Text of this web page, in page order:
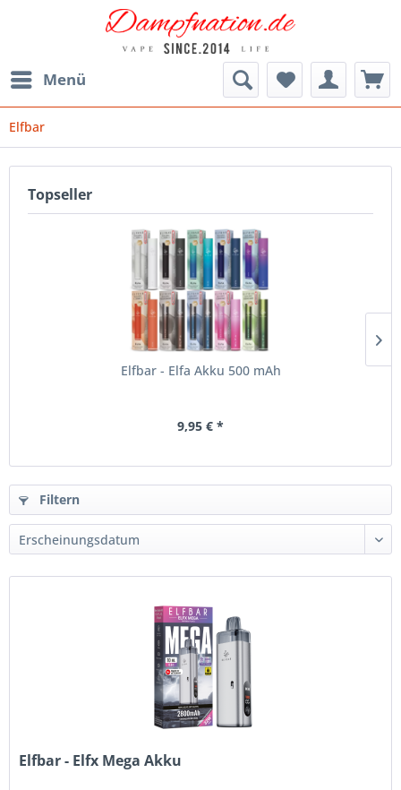
Menü
Elfbar
Topseller
Elfbar - Elfa Akku 500 mAh
9,95 € *
Filtern
Elfbar - Elfx Mega Akku